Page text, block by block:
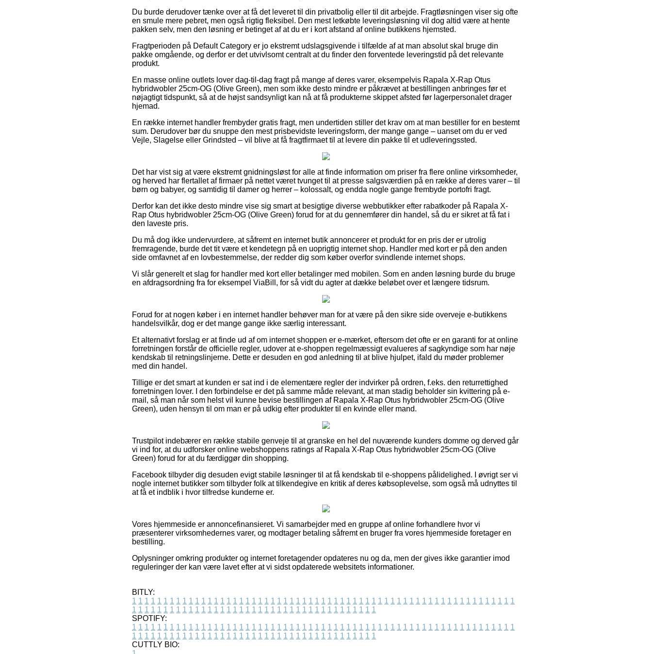
Du burde derudover tænke over at få det leveret til din privatbolig eller til dit arbejde. Fragtløsningen viser sig ofte
en smule mere pebret, men også rigtig fleksibel. Den mest letkøbte leveringsløsning vil dog altid være at hente
pakken selv, men den løsning er betinget af at du er i kort afstand af online butikkens hjemsted.
Fragtperioden på Default Category er jo ekstremt udslagsgivende i tilfælde af at man absolut skal bruge din
pakke omgående, og derfor er det utvivlsomt centralt at du finder den forventede leveringstid på det relevante
produkt.
En masse online outlets lover dag-til-dag fragt på mange af deres varer, eksempelvis Rapala X-Rap Otus
hybridwobler 25cm-OG (Olive Green), men som ikke desto mindre er påkrævet at bestillingen anbringes før et
nøjagtigt tidspunkt, så at de højst sandsynligt kan nå at få produkterne skippet afsted før lagerpersonalet drager
hjemad.
En række internet handler frembyder gratis fragt, men undertiden stiller det krav om at man bestiller for en bestemt
sum. Derudover bør du snuppe den mest prisbevidste leveringsform, der mange gange – uanset om du er ved
Vejle, Slagelse eller Grindsted – vil blive at få fragtfirmaet til at levere din pakke til et udleveringssted.
Det har vist sig at være ekstremt gnidningsløst for alle at finde information om priser fra flere online virksomheder,
og herved har flertallet af firmaer på nettet været tvunget til at presse salgsværdien på en række af deres varer – til
børn og babyer, og samtidig til damer og herrer – kolossalt, og endda nogle gange frembyde portofri fragt.
Derfor kan det ikke desto mindre vise sig smart at besigtige diverse webbutikker efter rabatkoder på Rapala X-
Rap Otus hybridwobler 25cm-OG (Olive Green) forud for at du gennemfører din handel, så du er sikret at få fat i
den laveste pris.
Du må dog ikke undervurdere, at såfremt en internet butik annoncerer et produkt for en pris der er utrolig
fremragende, burde det tit være et kendetegn på en uoprigtig internet shop. Handler med kort er på den anden
side omfavnet af en lovbestemmelse, der redder dig som køber overfor svindlende internet shops.
Vi slår generelt et slag for handler med kort eller betalinger med mobilen. Som en anden løsning burde du bruge
en afdragsordning fra for eksempel ViaBill, for så vidt du agter at dække beløbet over et længere tidsrum.
Forud for at nogen køber i en internet handler behøver man for at være på den sikre side overveje e-butikkens
handelsvilkår, dog er det mange gange ikke særlig interessant.
Et alternativt forslag er at finde ud af om internet shoppen er e-mærket, eftersom det ofte er en garanti for at online
forretningen forstår de officielle regler, udover at e-shoppen regelmæssigt evalueres af sagkyndige som har nøje
kendskab til retningslinjerne. Dette er desuden en god anledning til at blive hjulpet, ifald du møder problemer
med din handel.
Tillige er det smart at kunden er sat ind i de elementære regler der indvirker på ordren, f.eks. den returrettighed
forretningen lover. I den forbindelse er det på samme måde relevant, at man stadig beholder sin kvittering på e-
mail, så man når som helst vil kunne bevise bestillingen af Rapala X-Rap Otus hybridwobler 25cm-OG (Olive
Green), uden hensyn til om man er på udkig efter produkter til en kvinde eller mand.
Trustpilot indebærer en række stabile genveje til at granske en hel del nuværende kunders domme og derved går
vi ind for, at du udforsker online webshoppens ratings af Rapala X-Rap Otus hybridwobler 25cm-OG (Olive
Green) forud for at du færdiggør din shopping.
Facebook tilbyder dig desuden evigt stabile løsninger til at få kendskab til e-shoppens pålidelighed. I øvrigt ser vi
nogle internet butikker som tilbyder folk at tilkendegive en kritik af deres købsoplevelse, som også må udnyttes til
at få et indblik i hvor tilfredse kunderne er.
Vores hjemmeside er annoncefinansieret. Vi samarbejder med en gruppe af online forhandlere hvor vi
præsenterer virksomhedernes varer, og modtager betaling såfremt en bruger fra vores hjemmeside foretager en
bestilling.
Oplysninger omkring produkter og internet foretagender opdateres nu og da, men der gives ikke garantier imod
reguleringer der kan være lavet efter at vi sidst opdaterede websitets informationer.
BITLY:
1 1 1 1 1 1 1 1 1 1 1 1 1 1 1 1 1 1 1 1 1 1 1 1 1 1 1 1 1 1 1 1 1 1 1 1 1 1 1 1 1 1 1 1 1 1 1 1 1 1 1 1 1 1 1 1 1 1 1 1 1
1 1 1 1 1 1 1 1 1 1 1 1 1 1 1 1 1 1 1 1 1 1 1 1 1 1 1 1 1 1 1 1 1 1 1 1 1 1 1
SPOTIFY:
1 1 1 1 1 1 1 1 1 1 1 1 1 1 1 1 1 1 1 1 1 1 1 1 1 1 1 1 1 1 1 1 1 1 1 1 1 1 1 1 1 1 1 1 1 1 1 1 1 1 1 1 1 1 1 1 1 1 1 1 1
1 1 1 1 1 1 1 1 1 1 1 1 1 1 1 1 1 1 1 1 1 1 1 1 1 1 1 1 1 1 1 1 1 1 1 1 1 1 1
CUTTLY BIO: